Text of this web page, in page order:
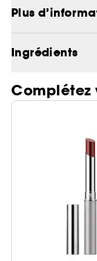
toutes les
Texture
Couvrance :
Fini : Brillant
Plus
Ingrédients
Complétez
Ignorer le